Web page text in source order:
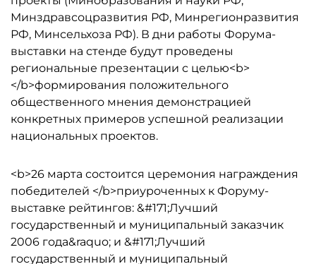
Минздравсоцразвития РФ, Минрегионразвития
РФ, Минсельхоза РФ). В дни работы Форума-
выставки на стенде будут проведены
региональные презентации с целью<b>
</b>формирования положительного
общественного мнения демонстрацией
конкретных примеров успешной реализации
национальных проектов.
<b>26 марта состоится церемония награждения
победителей </b>приуроченных к Форуму-
выставке рейтингов: &#171;Лучший
государственный и муниципальный заказчик
2006 года&raquo; и &#171;Лучший
государственный и муниципальный